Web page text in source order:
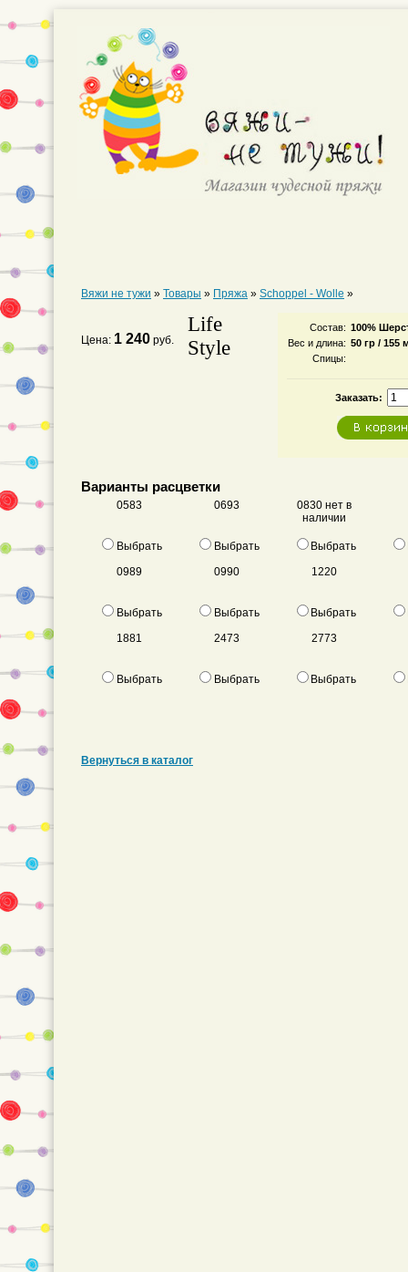
Вяжи не тужи » Товары » Пряжа » Schoppel - Wolle »
Цена: 1 240 руб.
Life
Style
Состав: 100%
Вес и длина: 50 гр / 155
Спицы:
Заказать:
Варианты расцветки
0583
Выбрать
0693
Выбрать
0830 нет в
наличии
Выбрать
0989
Выбрать
0990
Выбрать
1220
Выбрать
1881
Выбрать
2473
Выбрать
2773
Выбрать
Вернуться в каталог